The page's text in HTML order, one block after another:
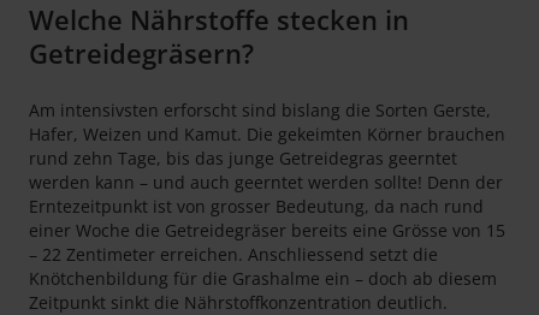
Welche Nährstoffe stecken in
Getreidegräsern?
Am intensivsten erforscht sind bislang die Sorten Gerste,
Hafer, Weizen und Kamut. Die gekeimten Körner brauchen
rund zehn Tage, bis das junge Getreidegras geerntet
werden kann – und auch geerntet werden sollte! Denn der
Erntezeitpunkt ist von grosser Bedeutung, da nach rund
einer Woche die Getreidegräser bereits eine Grösse von 15
– 22 Zentimeter erreichen. Anschliessend setzt die
Knötchenbildung für die Grashalme ein – doch ab diesem
Zeitpunkt sinkt die Nährstoffkonzentration deutlich.